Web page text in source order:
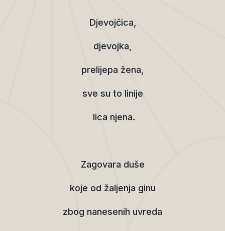
Djevojčica,
djevojka,
prelijepa žena,
sve su to linije
lica njena.
Zagovara duše
koje od žaljenja ginu
zbog nanesenih uvreda